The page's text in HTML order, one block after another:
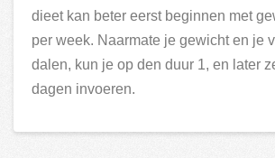
dieet kan beter eerst beginnen met
per week. Naarmate je gewicht en je
dalen, kun je op den duur 1, en later
dagen invoeren.